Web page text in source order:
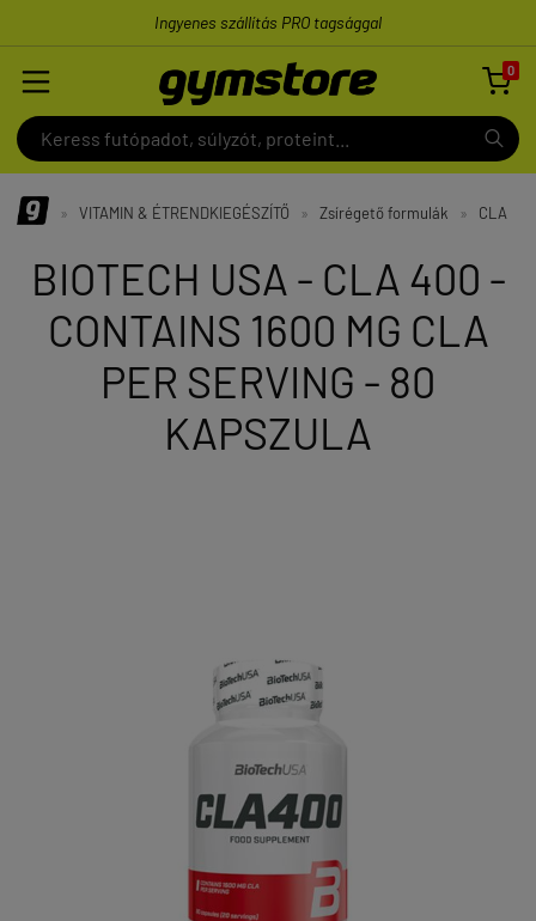
Ingyenes szállítás PRO tagsággal
0

» VITAMIN & ÉTRENDKIEGÉSZÍTŐ » Zsírégető formulák » CLA
BIOTECH USA - CLA 400 -
CONTAINS 1600 MG CLA
PER SERVING - 80
KAPSZULA